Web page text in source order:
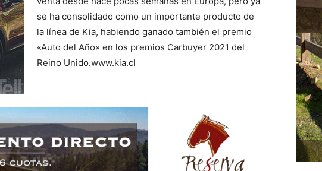
se ha consolidado como un importante producto de
la línea de Kia, habiendo ganado también el premio
«Auto del Año» en los premios Carbuyer 2021 del
Reino Unido.www.kia.cl